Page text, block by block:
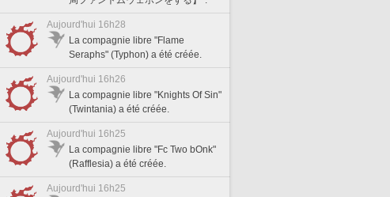
Aujourd'hui 16h28
La compagnie libre "Flame
Seraphs" (Typhon) a été créée.
Aujourd'hui 16h26
La compagnie libre "Knights Of Sin"
(Twintania) a été créée.
Aujourd'hui 16h25
La compagnie libre "Fc Two bOnk"
(Rafflesia) a été créée.
Aujourd'hui 16h25